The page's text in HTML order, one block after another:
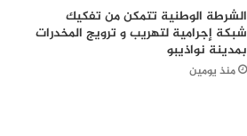
الشرطة الوطنية تتمكن من تفكيك
شبكة إجرامية لتهريب و ترويج المخدرات
بمدينة نواذيبو
منذ يومين